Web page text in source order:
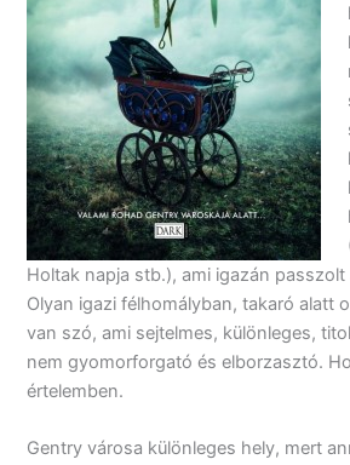
Holtak napja stb.), ami igazán
Olyan igazi félhomályban, takaró alatt
van szó, ami sejtelmes, különleges,
nem gyomorforgató és elborzasztó.
értelemben.
Gentry városa különleges hely, mert